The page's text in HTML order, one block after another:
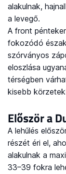
alakulnak,
a levegő.
A front
fokozódó
szórványos
eloszlása
térségben
kisebb
Először a
A lehűlés
részét éri el,
alakulnak a
33–39 fokra